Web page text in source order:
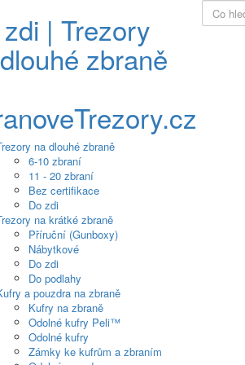
| Trezory
zbraně
na dlouhé zbraně
6-10 zbraní
11 - 20 zbraní
Bez certifikace
Do zdi
na krátké zbraně
Příruční (Gunboxy)
Nábytkové
Do zdi
Do podlahy
a pouzdra na zbraně
Kufry na zbraně
Odolné kufry Peli™
Odolné kufry
Zámky ke kufrům a zbraním